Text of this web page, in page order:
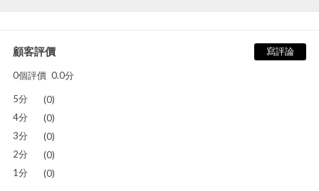
顧客評價
0個評價 0.0分
寫評論
5分
(0)
4分
(0)
3分
(0)
2分
(0)
1分
(0)